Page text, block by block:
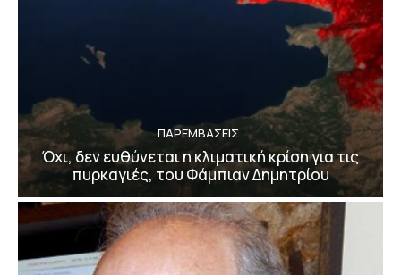
ΠΑΡΕΜΒΑΣΕΙΣ
Όχι, δεν ευθύνεται η κλιματική κρίση για τις
πυρκαγιές, του Φάμπιαν Δημητρίου